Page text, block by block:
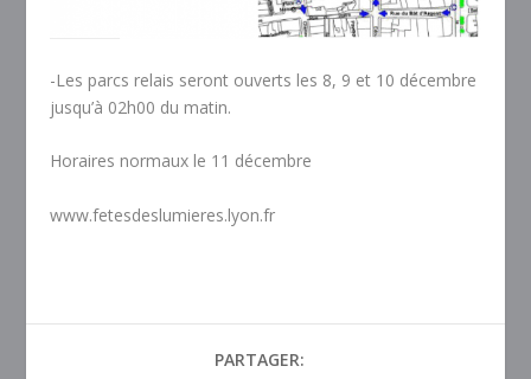
-Les parcs relais seront ouverts les 8, 9 et 10 décembre
jusqu’à 02h00 du matin.
Horaires normaux le 11 décembre
www.fetesdeslumieres.lyon.fr
PARTAGER: